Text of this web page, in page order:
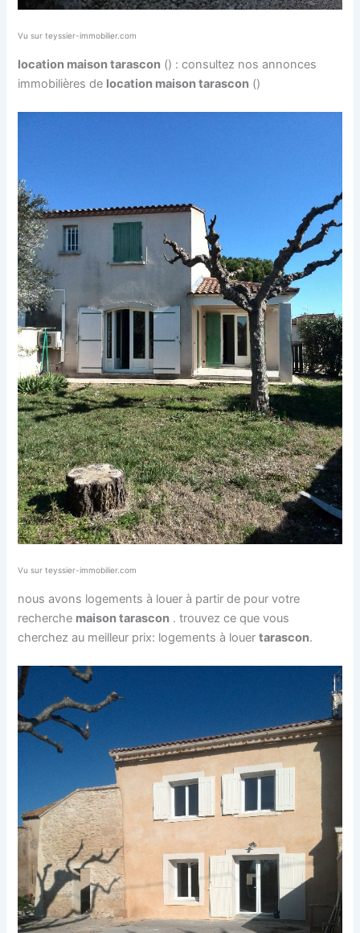
Vu sur teyssier-immobilier.com
location maison tarascon () : consultez nos annonces
immobilières de location maison tarascon ()
Vu sur teyssier-immobilier.com
nous avons logements à louer à partir de pour votre
recherche maison tarascon . trouvez ce que vous
cherchez au meilleur prix: logements à louertarascon.